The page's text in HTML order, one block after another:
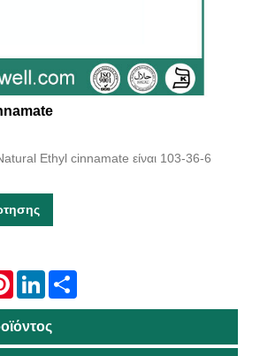
Ethyl cinnamate είναι 103-36-6
PinterestLinkedIn